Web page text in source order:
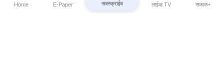
Home E-Paper सबस्क्राईब लाईव्ह TV सकाळ+